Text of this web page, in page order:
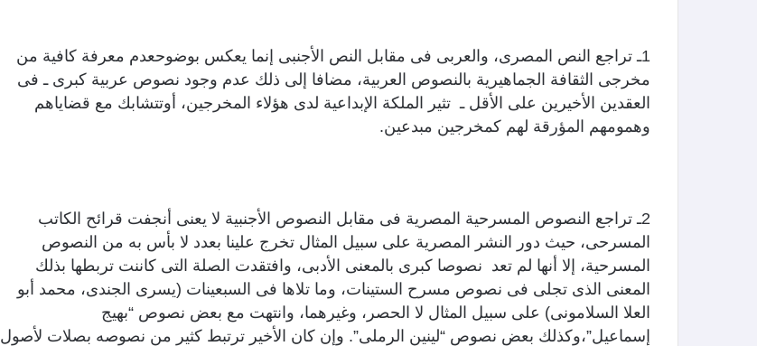
1ـ تراجع النص المصرى، والعربى فى مقابل النص الأجنبى إنما يعكس بوضوحعدم معرفة كافية من
مخرجى الثقافة الجماهيرية بالنصوص العربية، مضافا إلى ذلك عدم وجود نصوص عربية كبرى ـ فى
العقدين الأخيرين على الأقل ـ تثير الملكة الإبداعية لدى هؤلاء المخرجين، أوتتشابك مع قضاياهم
وهمومهم المؤرقة لهم كمخرجين مبدعين.
2ـ تراجع النصوص المسرحية المصرية فى مقابل النصوص الأجنبية لا يعنى أنجفت قرائح الكاتب
المسرحى، حيث دور النشر المصرية على سبيل المثال تخرج علينا بعدد لا بأس به من النصوص
المسرحية، إلا أنها لم تعد نصوصا كبرى بالمعنى الأدبى، وافتقدت الصلة التى كاننت تربطها بذلك
المعنى الذى تجلى فى نصوص مسرح الستينات، وما تلاها فى السبعينات (يسرى الجندى، محمد أبو
العلا السلامونى) على سبيل المثال لا الحصر، وغيرهما، وانتهت مع بعض نصوص “بهيج
إسماعيل”،وكذلك بعض نصوص “لينين الرملى”. وإن كان الأخير ترتبط كثير من نصوصه بصلات لأصول